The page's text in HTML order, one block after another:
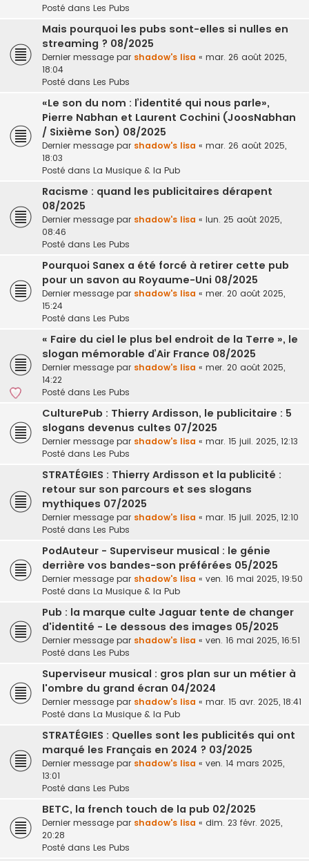
Posté dans Les Pubs
Mais pourquoi les pubs sont-elles si nulles en
streaming ? 08/2025
Dernier message par shadow's lisa « mar. 26 août 2025,
18:04
Posté dans Les Pubs
«Le son du nom : l’identité qui nous parle»,
Pierre Nabhan et Laurent Cochini (JoosNabhan
/ Sixième Son) 08/2025
Dernier message par shadow's lisa « mar. 26 août 2025,
18:03
Posté dans La Musique & la Pub
Racisme : quand les publicitaires dérapent
08/2025
Dernier message par shadow's lisa « lun. 25 août 2025,
08:46
Posté dans Les Pubs
Pourquoi Sanex a été forcé à retirer cette pub
pour un savon au Royaume-Uni 08/2025
Dernier message par shadow's lisa « mer. 20 août 2025,
15:24
Posté dans Les Pubs
« Faire du ciel le plus bel endroit de la Terre », le
slogan mémorable d’Air France 08/2025
Dernier message par shadow's lisa « mer. 20 août 2025,
14:22
Posté dans Les Pubs
CulturePub : Thierry Ardisson, le publicitaire : 5
slogans devenus cultes 07/2025
Dernier message par shadow's lisa « mar. 15 juil. 2025, 12:13
Posté dans Les Pubs
STRATÉGIES : Thierry Ardisson et la publicité :
retour sur son parcours et ses slogans
mythiques 07/2025
Dernier message par shadow's lisa « mar. 15 juil. 2025, 12:10
Posté dans Les Pubs
PodAuteur - Superviseur musical : le génie
derrière vos bandes-son préférées 05/2025
Dernier message par shadow's lisa « ven. 16 mai 2025, 19:50
Posté dans La Musique & la Pub
Pub : la marque culte Jaguar tente de changer
d'identité - Le dessous des images 05/2025
Dernier message par shadow's lisa « ven. 16 mai 2025, 16:51
Posté dans Les Pubs
Superviseur musical : gros plan sur un métier à
l'ombre du grand écran 04/2024
Dernier message par shadow's lisa « mar. 15 avr. 2025, 18:41
Posté dans La Musique & la Pub
STRATÉGIES : Quelles sont les publicités qui ont
marqué les Français en 2024 ? 03/2025
Dernier message par shadow's lisa « ven. 14 mars 2025,
13:01
Posté dans Les Pubs
BETC, la french touch de la pub 02/2025
Dernier message par shadow's lisa « dim. 23 févr. 2025,
20:28
Posté dans Les Pubs